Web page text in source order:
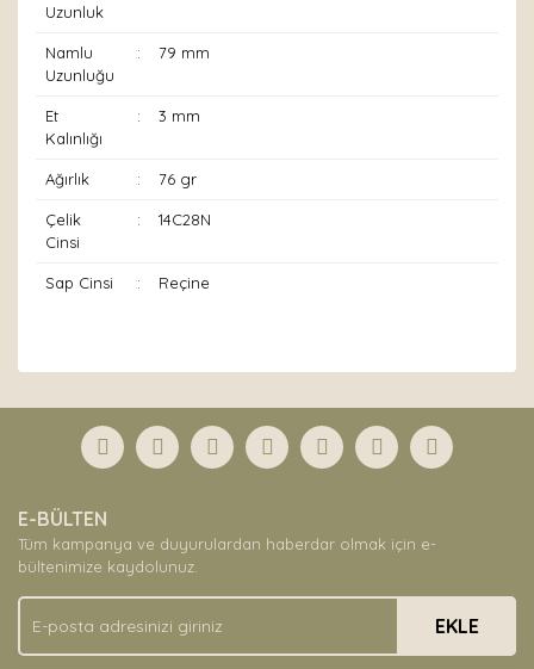
Uzunluk
Namlu
Uzunluğu
: 79 mm
Et
Kalınlığı
: 3 mm
Ağırlık : 76 gr
Çelik
Cinsi
: 14C28N
Sap Cinsi : Reçine
Yorum Yaz
formunu kullanarak tarafımıza iletebilirsiniz.
Görüş ve önerileriniz için teşekkür ederiz.
Ürün açıklamasında eksik bilgiler bulunuyor.
Ürün bilgilerinde hatalar bulunuyor.
Ürün fiyatı diğer sitelerden daha pahalı.
Bu ürüne benzer farklı alternatifler olmalı.
E-BÜLTEN
Tüm kampanya ve duyurulardan haberdar olmak için e-
bültenimize kaydolunuz.
EKLE